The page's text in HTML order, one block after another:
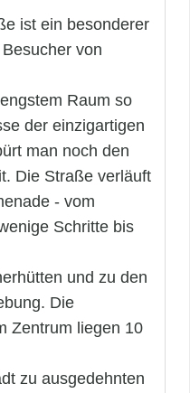
ist ein besonderer
von
Raum so
der einzigartigen
man noch den
Die Straße verläuft
- vom
Schritte bis
und zu den
Die
Zentrum liegen 10
zu ausgedehnten